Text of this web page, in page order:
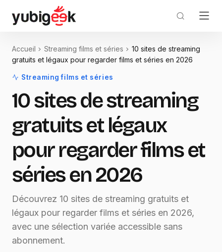
Accueil Streaming films et séries
10 sites de streaming
gratuits et légaux pour regarder films et séries en 2026
Streaming films et séries
10 sites de streaming
gratuits et légaux
pour regarder films et
séries en 2026
Découvrez 10 sites de streaming gratuits et
légaux pour regarder films et séries en 2026,
avec une sélection variée accessible sans
abonnement.